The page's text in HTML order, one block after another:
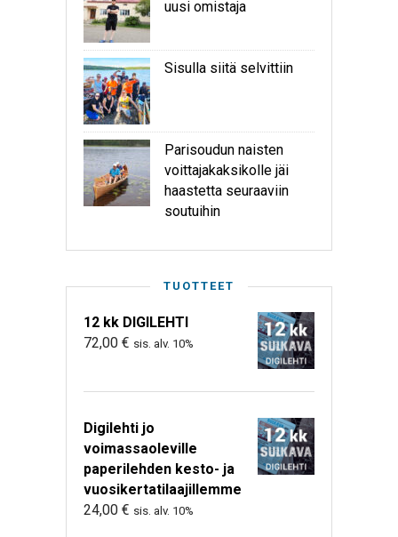
uusi omistaja
Sisulla siitä selvittiin
Parisoudun naisten
voittajakaksikolle jäi
haastetta seuraaviin
soutuihin
TUOTTEET
12 kk DIGILEHTI
72,00 € sis. alv. 10%
Digilehti jo
voimassaoleville
paperilehden kesto- ja
vuosikertatilaajillemme
24,00 € sis. alv. 10%